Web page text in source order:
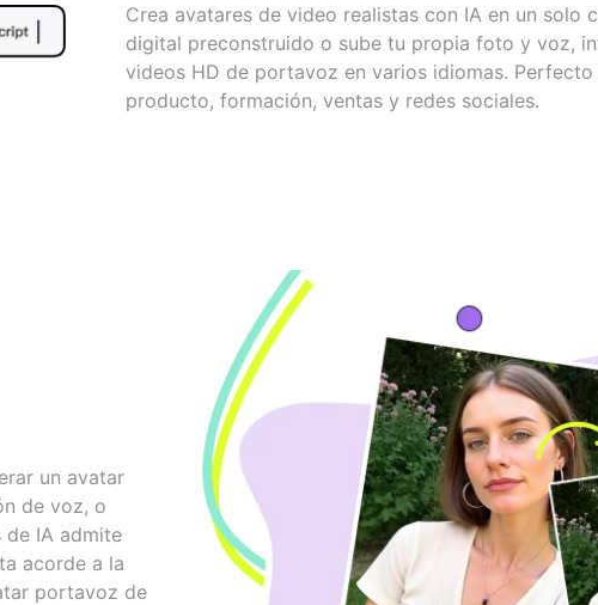
Crea avatares de video realistas con IA en un solo
digital preconstruido o sube tu propia foto y voz,
videos HD de portavoz en varios idiomas.
producto, formación, ventas y redes sociales.
un avatar
de voz, o
de IA admite
acorde a la
portavoz de